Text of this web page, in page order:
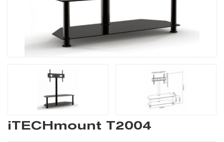
iTECHmount T2004